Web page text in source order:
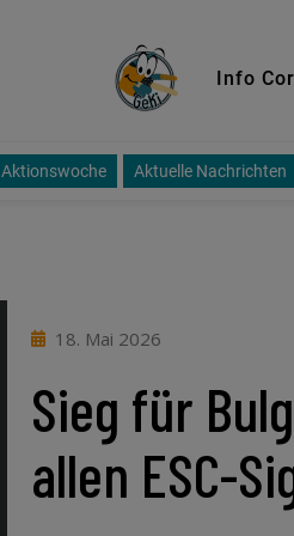
GeKi Info
Aktionswoche Aktuelle Nachrichten
18. Mai 2026
Sieg für
allen ESC-